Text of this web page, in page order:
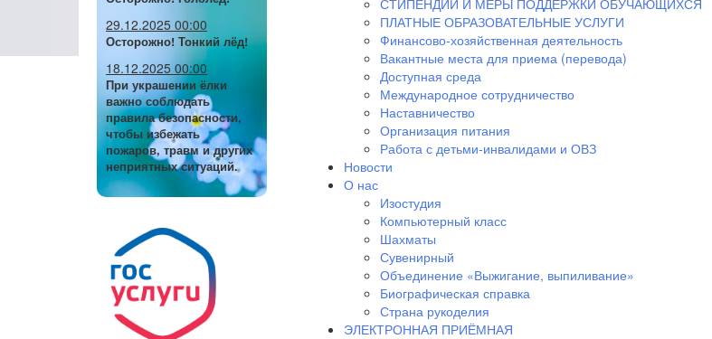
29.12.2025 00:00
Осторожно! Тонкий лёд!
18.12.2025 00:00
При украшении ёлки
важно соблюдать
правила безопасности,
чтобы избежать
пожаров, травм и других
неприятных ситуаций.
СТИПЕНДИИ И МЕРЫ ПОДДЕРЖКИ ОБУЧАЮЩИХСЯ
ПЛАТНЫЕ ОБРАЗОВАТЕЛЬНЫЕ УСЛУГИ
Финансово-хозяйственная деятельность
Вакантные места для приема (перевода)
Доступная среда
Международное сотрудничество
Наставничество
Организация питания
Работа с детьми-инвалидами и ОВЗ
Новости
О нас
Изостудия
Компьютерный класс
Шахматы
Сувенирный
Объединение «Выжигание, выпиливание»
Биографическая справка
Страна рукоделия
ЭЛЕКТРОННАЯ ПРИЁМНАЯ